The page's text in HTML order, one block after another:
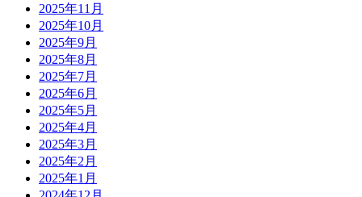
2025年11月
2025年10月
2025年9月
2025年8月
2025年7月
2025年6月
2025年5月
2025年4月
2025年3月
2025年2月
2025年1月